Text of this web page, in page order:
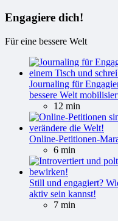
Engagiere dich!
Für eine bessere Welt
Journaling für
bessere Welt
12 min
Online-Petitionen-
6 min
Still und engagiert?
aktiv sein kannst!
7 min